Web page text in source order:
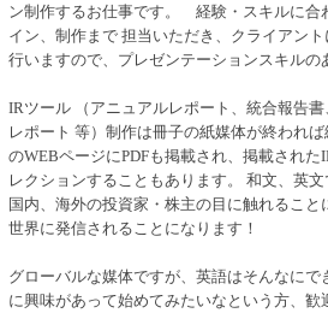
ン制作するお仕事です。 経験・スキルに合
イン、制作まで 担当いただき、クライアン
行いますので、プレゼンテーションスキルの
IRツール （アニュアルレポート、統合報告
レポート 等）制作は冊子の紙媒体が終われ
のWEBページにPDFも掲載され、掲載され
レクションすることもあります。 和文、英文
国内、海外の投資家・株主の目に触れるこ
世界に発信されることになります！
グローバルな媒体ですが、英語はそんなに
に興味があって始めてみたいなという方、歓